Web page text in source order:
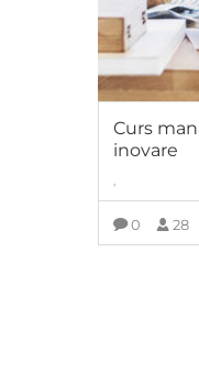
Curs
inovare
0 28